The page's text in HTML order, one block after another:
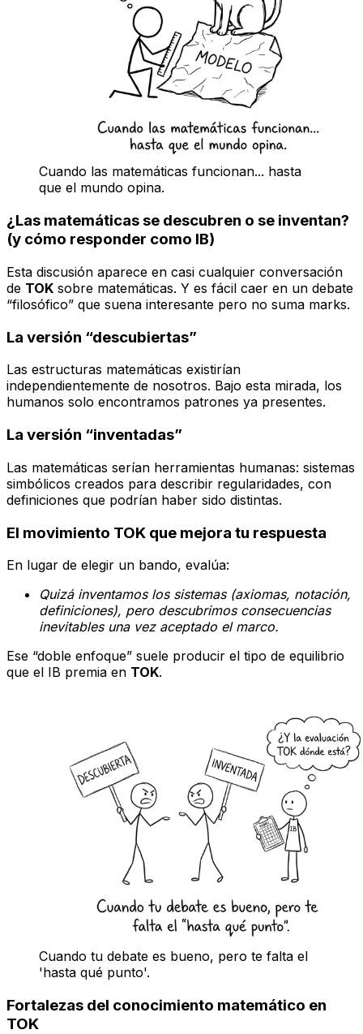
Cuando las matemáticas funcionan... hasta
que el mundo opina.
¿Las matemáticas se descubren o se inventan?
(y cómo responder como IB)
Esta discusión aparece en casi cualquier conversación
de TOK sobre matemáticas. Y es fácil caer en un debate
“filosófico” que suena interesante pero no suma marks.
La versión “descubiertas”
Las estructuras matemáticas existirían
independientemente de nosotros. Bajo esta mirada, los
humanos solo encontramos patrones ya presentes.
La versión “inventadas”
Las matemáticas serían herramientas humanas: sistemas
simbólicos creados para describir regularidades, con
definiciones que podrían haber sido distintas.
El movimiento TOK que mejora tu respuesta
En lugar de elegir un bando, evalúa:
Quizá inventamos los sistemas (axiomas, notación,
definiciones), pero descubrimos consecuencias
inevitables una vez aceptado el marco.
Ese “doble enfoque” suele producir el tipo de equilibrio
que el IB premia en TOK.
Cuando tu debate es bueno, pero te falta el
'hasta qué punto'.
Fortalezas del conocimiento matemático en
TOK